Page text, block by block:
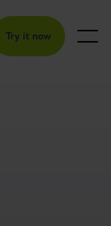
Try it now